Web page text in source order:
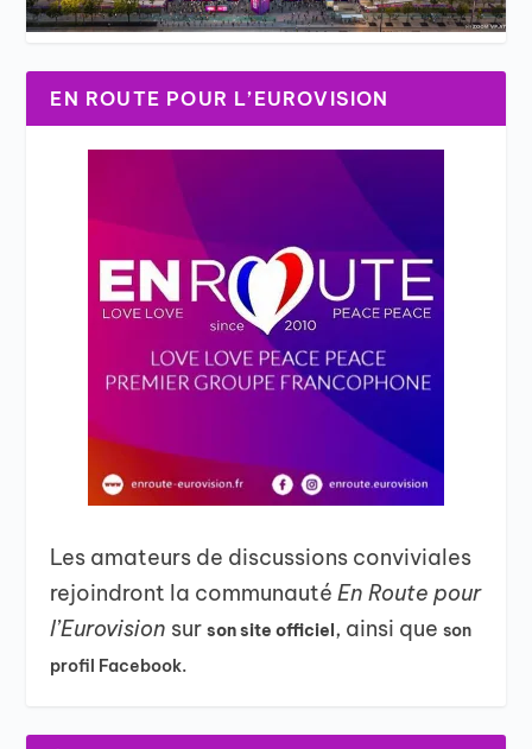
EN ROUTE POUR L’EUROVISION
Les amateurs de discussions conviviales
rejoindront la communautéEn Route pour
l’Eurovision surson site officiel, ainsi queson
profil Facebook.